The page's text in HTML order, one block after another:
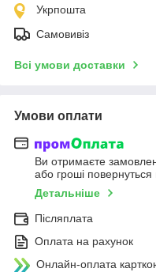
Укрпошта
Самовивіз
Всі умови доставки
Умови оплати
Ви отримаєте
або гроші
Детальніше
Післяплата
Оплата на рахунок
Онлайн-оплата